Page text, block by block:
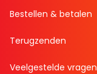
Bestellen & betalen
Terugzenden
Veelgestelde vragen